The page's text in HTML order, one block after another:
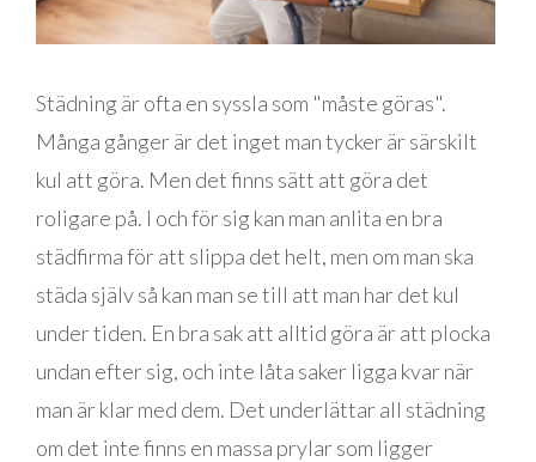
Städning är ofta en syssla som "måste göras".
Många gånger är det inget man tycker är särskilt
kul att göra. Men det finns sätt att göra det
roligare på. I och för sig kan man anlita en bra
städfirma för att slippa det helt, men om man ska
städa själv så kan man se till att man har det kul
under tiden. En bra sak att alltid göra är att plocka
undan efter sig, och inte låta saker ligga kvar när
man är klar med dem. Det underlättar all städning
om det inte finns en massa prylar som ligger